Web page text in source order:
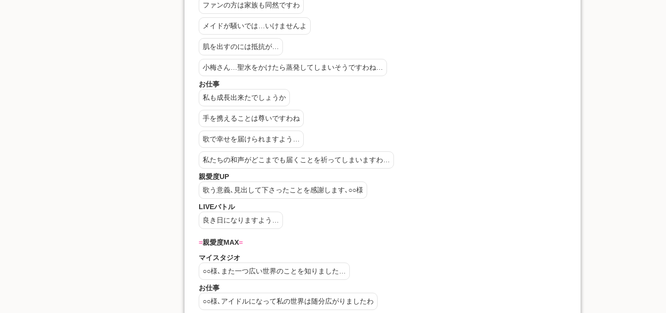
ファンの方は家族も同然ですわ
メイドが騒いでは…いけませんよ
肌を出すのには抵抗が…
小梅さん…聖水をかけたら蒸発してしまいそうですわね…
お仕事
私も成長出来たでしょうか
手を携えることは尊いですわね
歌で幸せを届けられますよう…
私たちの和声がどこまでも届くことを祈ってしまいますわ…
親愛度UP
歌う意義､見出して下さったことを感謝します､ ○○様
LIVEバトル
良き日になりますよう…
親愛度MAX
マイスタジオ
○○様､また一つ広い世界のことを知りました…
お仕事
○○様､アイドルになって私の世界は随分広がりましたわ